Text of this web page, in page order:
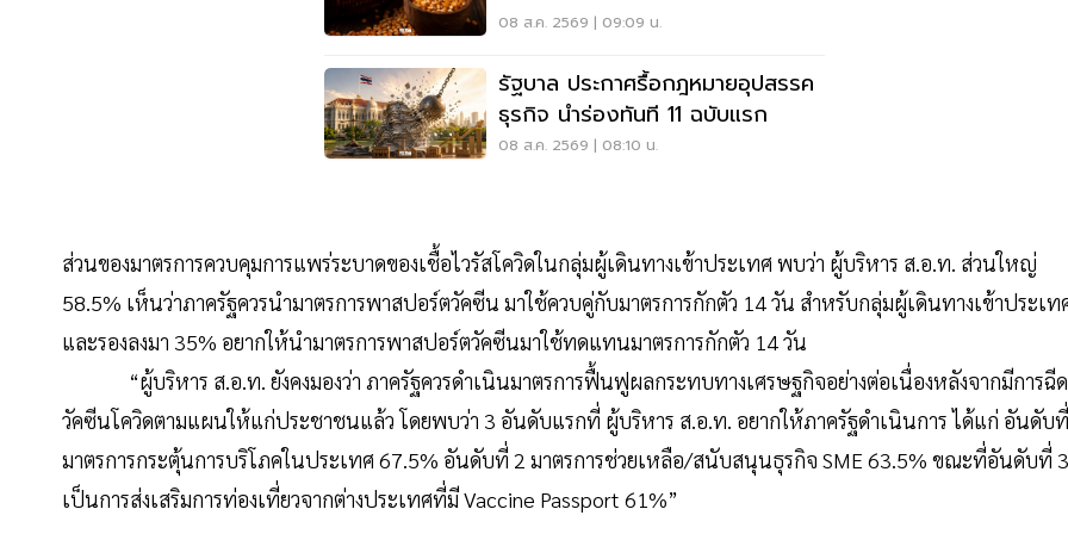
ราคา 7.50 บาทต่อกิโลกรัม
08 ส.ค. 2569 | 09:09 น.
รัฐบาล ประกาศรื้อกฎหมายอุปสรรค
ธุรกิจ นำร่องทันที 11 ฉบับแรก
08 ส.ค. 2569 | 08:10 น.
ส่วนของมาตรการควบคุมการแพร่ระบาดของเชื้อไวรัสโควิดในกลุ่มผู้เดินทางเข้าประเทศ พบว่า ผู้บริหาร ส.อ.ท. ส่วนใหญ่
58.5% เห็นว่าภาครัฐควรนำมาตรการพาสปอร์ตวัคซีน มาใช้ควบคู่กับมาตรการกักตัว 14 วัน สำหรับกลุ่มผู้เดินทางเข้าประเท
และรองลงมา 35% อยากให้นำมาตรการพาสปอร์ตวัคซีนมาใช้ทดแทนมาตรการกักตัว 14 วัน
“ผู้บริหาร ส.อ.ท. ยังคงมองว่า ภาครัฐควรดำเนินมาตรการฟื้นฟูผลกระทบทางเศรษฐกิจอย่างต่อเนื่องหลังจากมีการฉีด
วัคซีนโควิดตามแผนให้แก่ประชาชนแล้ว โดยพบว่า 3 อันดับแรกที่ ผู้บริหาร ส.อ.ท. อยากให้ภาครัฐดำเนินการ ได้แก่ อันดับ
มาตรการกระตุ้นการบริโภคในประเทศ 67.5% อันดับที่ 2 มาตรการช่วยเหลือ/สนับสนุนธุรกิจ SME 63.5% ขณะที่อันดับที่ 3
เป็นการส่งเสริมการท่องเที่ยวจากต่างประเทศที่มี Vaccine Passport 61%”